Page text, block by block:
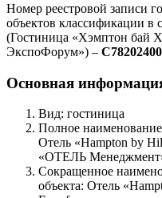
Номер реестровой записи
объектов классификации в
(Гостиница «Хэмптон бай
ЭкспоФорум») –
Основная
Вид: гостиница
Полное
Отель «Hampton by
«ОТЕЛЬ
Cокращенное
объекта: Отель